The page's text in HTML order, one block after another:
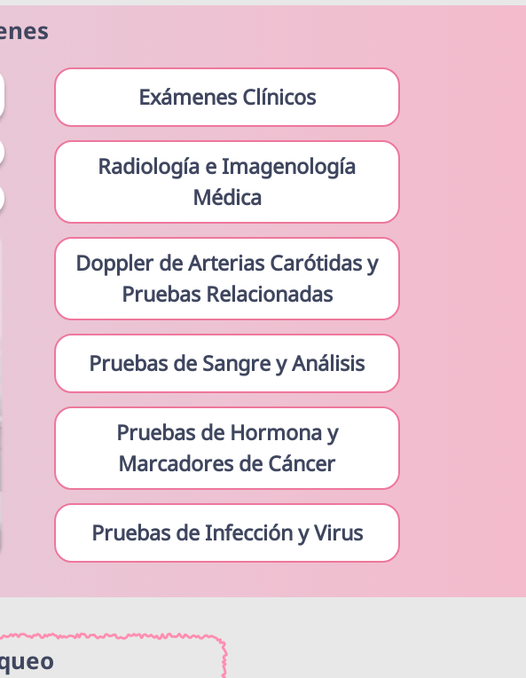
Exámenes Clínicos
Radiología e Imagenología
Médica
Doppler de Arterias Carótidas y
Pruebas Relacionadas
Pruebas de Sangre y Análisis
Pruebas de Hormona y
Marcadores de Cáncer
Pruebas de Infección y Virus